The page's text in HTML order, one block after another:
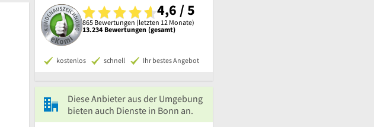
4,6 / 5
865 Bewertungen (letzten 12 Monate)
13.234 Bewertungen (gesamt)
kostenlos schnell Ihr bestes Angebot
Diese Anbieter aus der Umgebung
bieten auch Dienste in Bonn an.